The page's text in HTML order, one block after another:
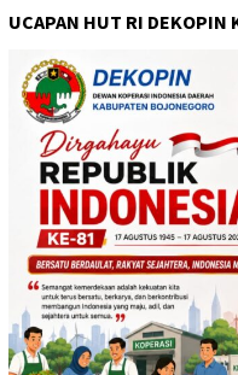
UCAPAN HUT RI DEKOPIN